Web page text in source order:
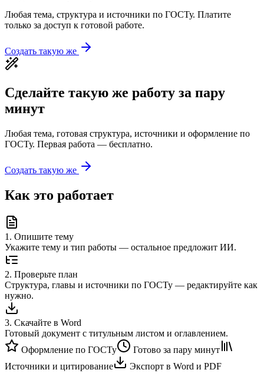
Любая тема, структура и источники по ГОСТу. Платите
только за доступ к готовой работе.
Создать такую же
Сделайте такую же работу за пару
минут
Любая тема, готовая структура, источники и оформление по
ГОСТу. Первая работа — бесплатно.
Создать такую же
Как это работает
1 . Опишите тему
Укажите тему и тип работы — остальное предложит ИИ.
2. Проверьте план
Структура, главы и источники по ГОСТу — редактируйте как
нужно.
3. Скачайте в Word
Готовый документ с титульным листом и оглавлением.
Оформление по ГОСТу
Готово за пару минут
Источники и цитирование
Экспорт в Word и PDF